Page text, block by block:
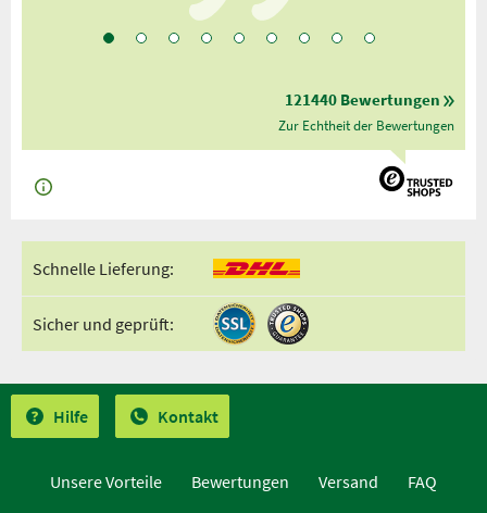
121440 Bewertungen
Zur Echtheit der Bewertungen
Schnelle Lieferung:
Sicher und geprüft:
Hilfe Kontakt
Unsere Vorteile Bewertungen Versand
FAQ